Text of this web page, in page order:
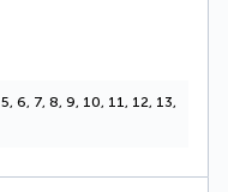
5, 6, 7, 8, 9, 10, 11, 12, 13,